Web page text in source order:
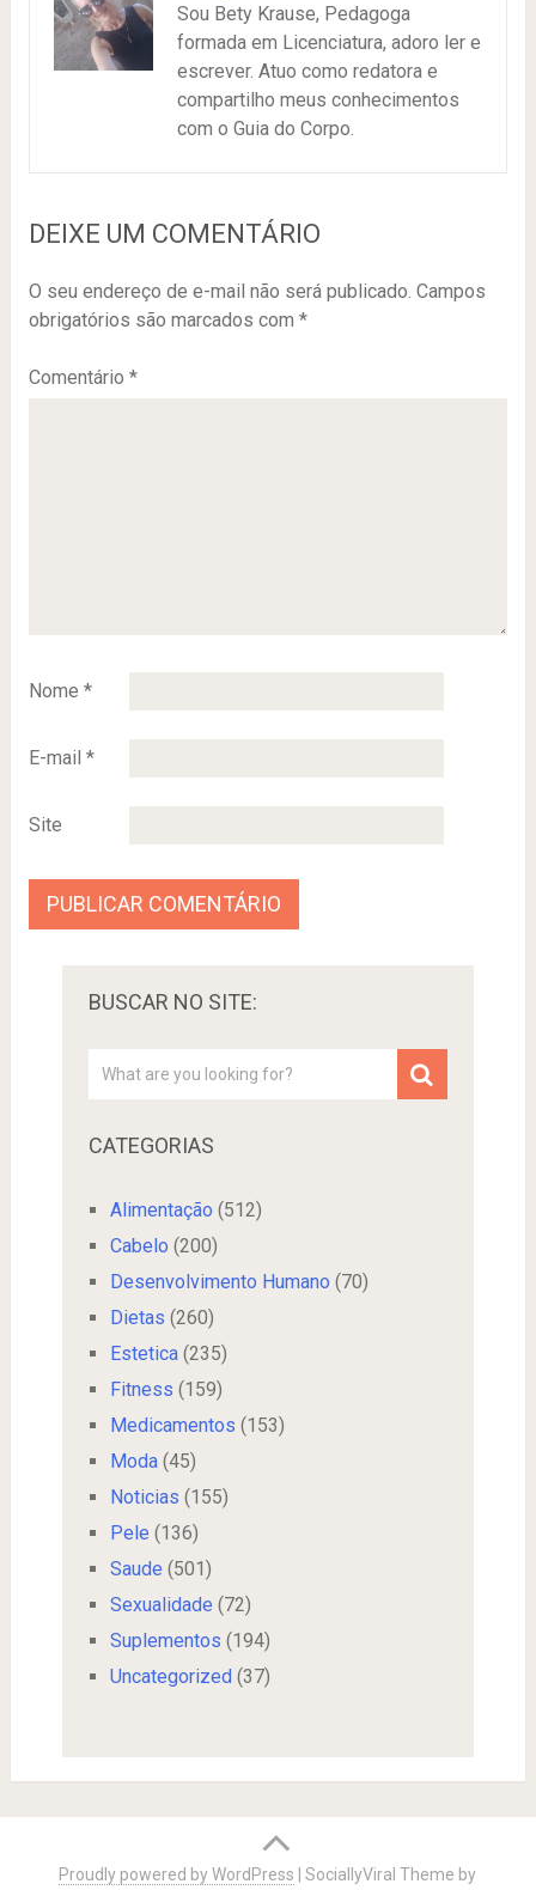
Sou Bety Krause, Pedagoga
formada em Licenciatura, adoro ler e
escrever. Atuo como redatora e
compartilho meus conhecimentos
com o Guia do Corpo.
DEIXE UM COMENTÁRIO
O seu endereço de e-mail não será publicado. Campos
obrigatórios são marcados com *
Comentário *
Nome *
E-mail *
Site
BUSCAR NO SITE:
CATEGORIAS
Alimentação (512)
Cabelo (200)
Desenvolvimento Humano (70)
Dietas (260)
Estetica(235)
Fitness (159)
Medicamentos (153)
Moda(45)
Noticias (155)
Pele (136)
Saude (501)
Sexualidade (72)
Suplementos (194)
Uncategorized (37)
Proudly powered by WordPress |SociallyViral Theme by